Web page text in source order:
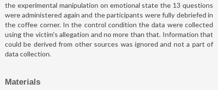
the experimental manipulation on emotional state the 13 questions
were administered again and the participants were fully debriefed in
the coffee corner. In the control condition the data were collected
using the victim's allegation and no more than that. Information that
could be derived from other sources was ignored and not a part of
data collection.
Materials